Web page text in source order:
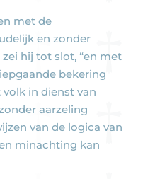
met de
en zonder
hij tot slot, “en met
bekering
volk in dienst van
aarzeling
van de logica van
minachting kan